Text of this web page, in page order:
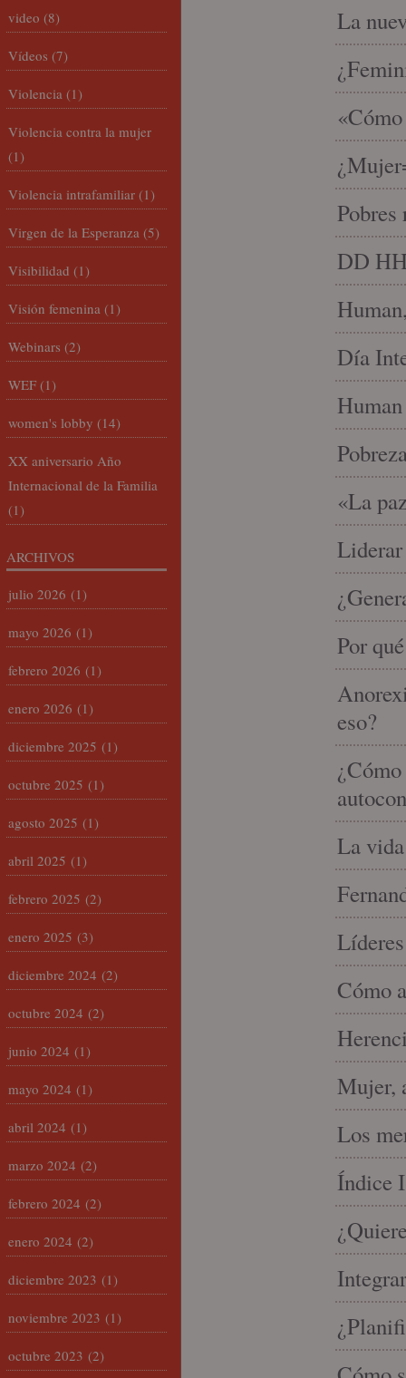
La
DD
Día
«La
Liderar
Por
eso?
La
Cómo
Mujer,
Los
Índice
video (8)
Vídeos (7)
Violencia (1)
Violencia contra la mujer
(1)
Violencia intrafamiliar (1)
Virgen de la Esperanza (5)
Visibilidad (1)
Visión femenina (1)
Webinars (2)
WEF (1)
women's lobby (14)
XX aniversario Año
Internacional de la Familia
(1)
ARCHIVOS
julio 2026 (1)
mayo 2026 (1)
febrero 2026 (1)
enero 2026 (1)
diciembre 2025 (1)
octubre 2025 (1)
agosto 2025 (1)
abril 2025 (1)
febrero 2025 (2)
enero 2025 (3)
diciembre 2024 (2)
octubre 2024 (2)
junio 2024 (1)
mayo 2024 (1)
abril 2024 (1)
marzo 2024 (2)
febrero 2024 (2)
enero 2024 (2)
diciembre 2023 (1)
noviembre 2023 (1)
octubre 2023 (2)